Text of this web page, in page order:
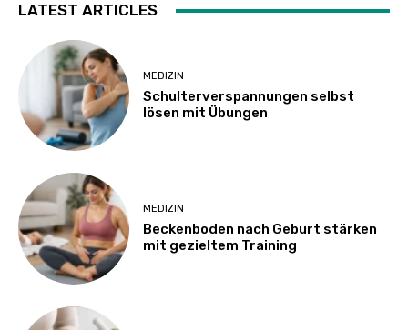
LATEST ARTICLES
MEDIZIN
Schulterverspannungen selbst
lösen mit Übungen
MEDIZIN
Beckenboden nach Geburt stärken
mit gezieltem Training